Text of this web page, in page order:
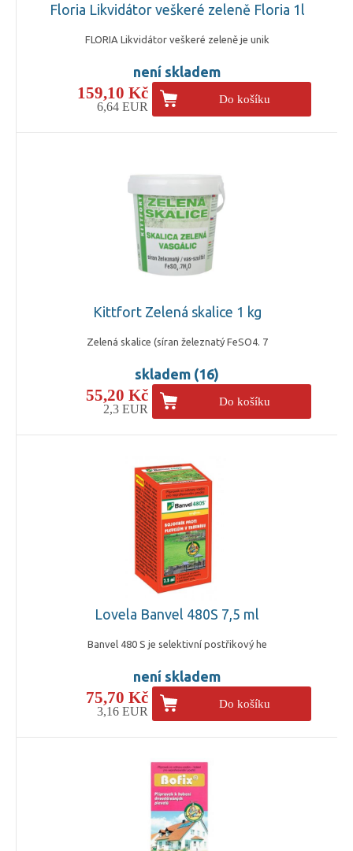
Floria Likvidátor veškeré zeleně Floria 1l
FLORIA Likvidátor veškeré zeleně je unik
není skladem
159,10 Kč
6,64 EUR
Do košíku
Kittfort Zelená skalice 1 kg
Zelená skalice (síran železnatý FeSO4. 7
skladem (16)
55,20 Kč
2,3 EUR
Do košíku
Lovela Banvel 480S 7,5 ml
Banvel 480 S je selektivní postřikový he
není skladem
75,70 Kč
3,16 EUR
Do košíku